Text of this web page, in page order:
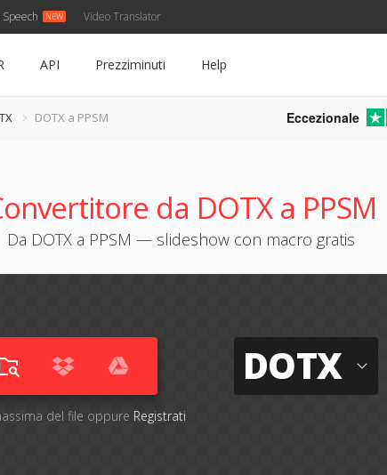
Video Translator
API Prezziminuti Help
DOTX a PPSM Eccezionale
da DOTX a PPSM
Da DOTX a PPSM — slideshow con macro gratis
del file oppure Registrati
DOTX